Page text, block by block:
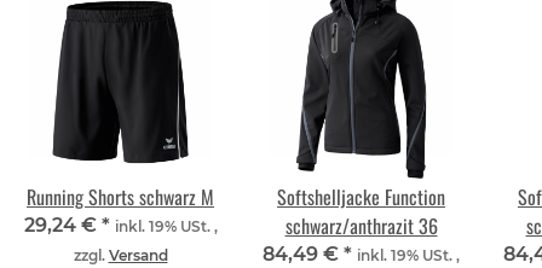
Running Shorts schwarz M
29,24 € * inkl. 19% USt. ,
zzgl. Versand
Softshelljacke Function
schwarz/anthrazit 36
84,49 € * inkl. 19% USt. ,